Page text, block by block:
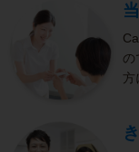
の
方